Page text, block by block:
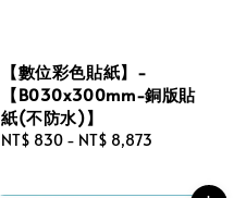
【數位彩色貼紙】-
【B030x300mm-銅版貼
紙(不防水)】
Regular
NT$ 830 - NT$ 8,873